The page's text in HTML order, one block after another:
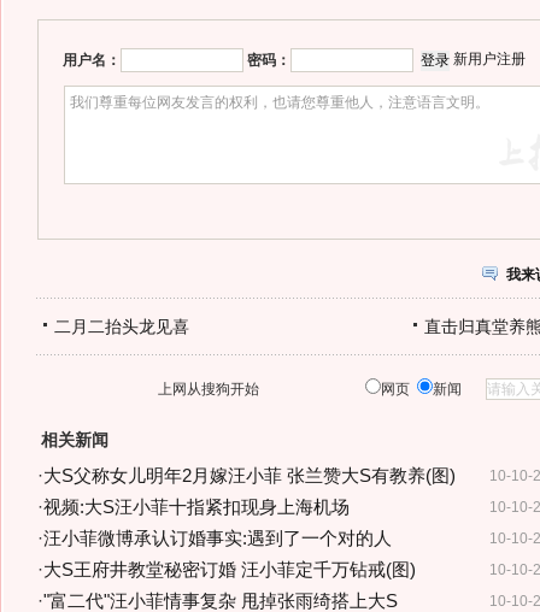
用户名： 密码： 新用户注册
我来
二月二抬头龙见喜 直击归真堂养
上网从搜狗开始 网页 新闻
相关新闻
10-10-
·大S父称女儿明年2月嫁汪小菲 张兰赞大S有教养(图)
10-10-
·视频:大S汪小菲十指紧扣现身上海机场
10-10-
·汪小菲微博承认订婚事实:遇到了一个对的人
10-10-
·大S王府井教堂秘密订婚 汪小菲定千万钻戒(图)
10-10-
·"富二代"汪小菲情事复杂 甩掉张雨绮搭上大S